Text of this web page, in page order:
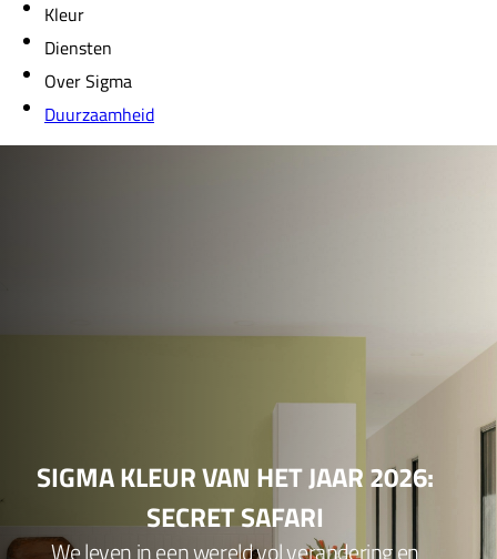
Kleur
Diensten
Over Sigma
Duurzaamheid
SIGMA KLEUR VAN HET JAAR 2026:
SECRET SAFARI
We leven in een wereld vol verandering en